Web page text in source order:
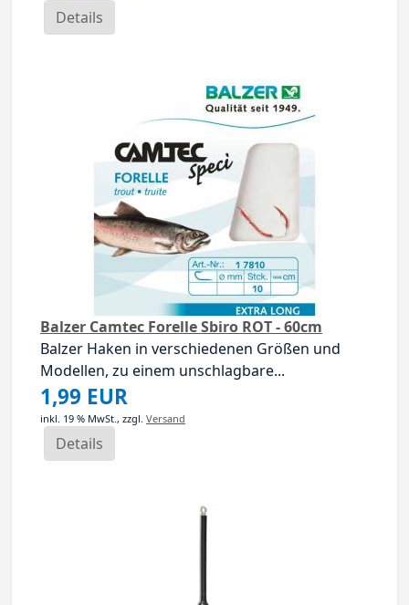
Details
Balzer Camtec Forelle Sbiro ROT - 60cm
Balzer Haken in verschiedenen Größen und
Modellen, zu einem unschlagbare...
1,99 EUR
inkl. 19 % MwSt., zzgl. Versand
Details